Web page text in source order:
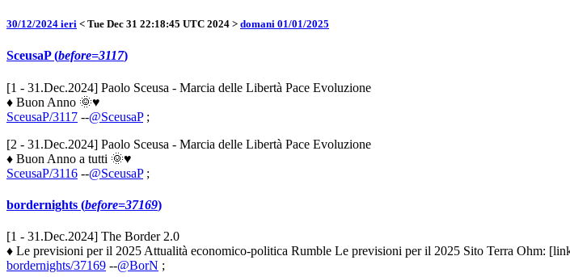
30/12/2024 ieri < Tue Dec 31 22:18:45 UTC 2024 > domani 01/01/2025
SceusaP (before=3117)
[1 - 31.Dec.2024] Paolo Sceusa - Marcia delle Libertà Pace Evoluzione
♦ Buon Anno 🌞♥️
SceusaP/3117 --@SceusaP;
[2 - 31.Dec.2024] Paolo Sceusa - Marcia delle Libertà Pace Evoluzione
♦ Buon Anno a tutti 🌞♥️
SceusaP/3116 --@SceusaP;
bordernights (before=37169)
[1 - 31.Dec.2024] The Border 2.0
♦ Le previsioni per il 2025 Attualità economico-politica Rumble Le previsioni per il 2025 Sito Terra Ohm:
bordernights/37169 --@BorN ;